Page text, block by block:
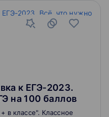
к ЕГЭ-2023.
на 100 баллов
в классе". Классное